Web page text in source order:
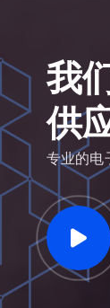
我
供
专业的电